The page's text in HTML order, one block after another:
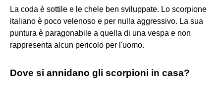
La coda è sottile e le chele ben sviluppate. Lo scorpione
italiano è poco velenoso e per nulla aggressivo. La sua
puntura è paragonabile a quella di una vespa e non
rappresenta alcun pericolo per l'uomo.
Dove si annidano gli scorpioni in casa?